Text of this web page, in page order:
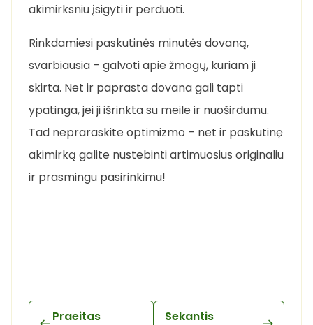
akimirksniu įsigyti ir perduoti.
Rinkdamiesi paskutinės minutės dovaną,
svarbiausia – galvoti apie žmogų, kuriam ji
skirta. Net ir paprasta dovana gali tapti
ypatinga, jei ji išrinkta su meile ir nuoširdumu.
Tad nepraraskite optimizmo – net ir paskutinę
akimirką galite nustebinti artimuosius originaliu
ir prasmingu pasirinkimu!
Praeitas
Sekantis